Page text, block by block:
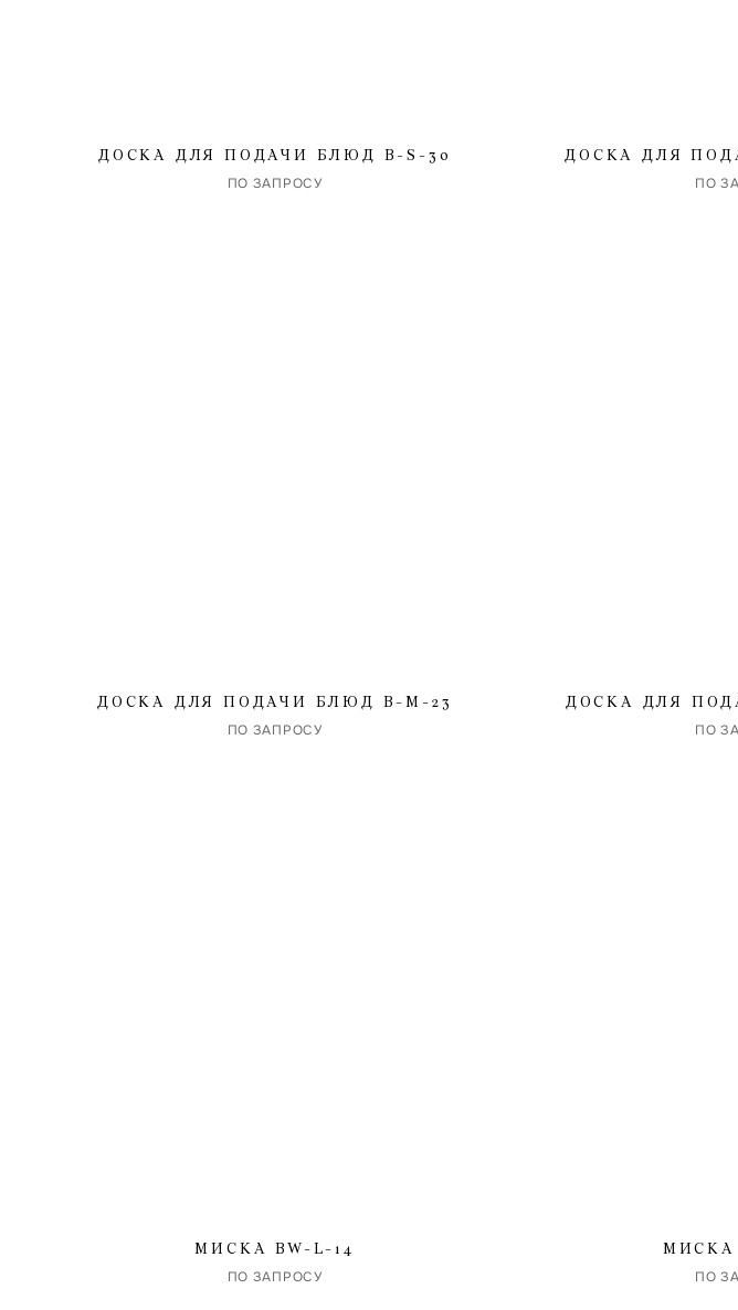
ДОСКА ДЛЯ ПОДАЧИ БЛЮД B-S-30
ПО ЗАПРОСУ
ДОСКА ДЛЯ ПОДАЧИ БЛЮД B-M-23
ПО ЗАПРОСУ
МИСКА BW-L-14
ПО ЗАПРОСУ
ДОСКА ДЛЯ
ПО
ДОСКА ДЛЯ
ПО
МИСКА
ПО